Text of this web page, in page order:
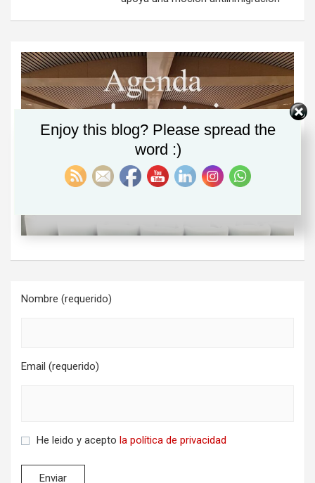
Nombre (requerido)
Email (requerido)
He leido y acepto la política de privacidad
Enjoy this blog? Please spread the
word :)